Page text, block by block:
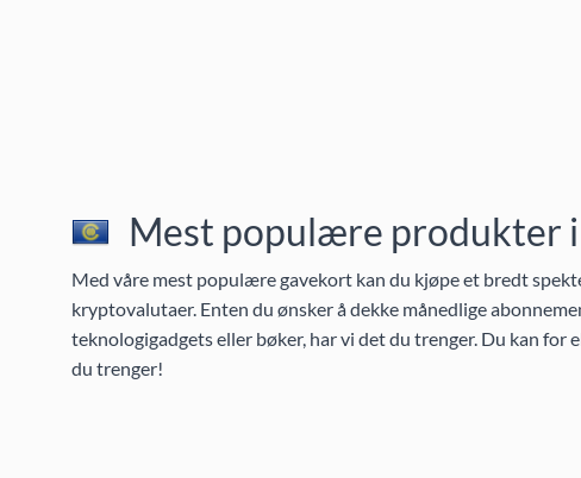
Mest populære produkter
Med våre mest populære gavekort kan du kjøpe et bredt
kryptovalutaer. Enten du ønsker å dekke månedlige
teknologigadgets eller bøker, har vi det du trenger. Du kan
du trenger!